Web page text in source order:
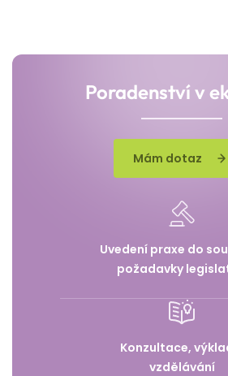
Poradenství v
Mám dotaz
Uvedení praxe do
požadavky
Konzultace,
vzdělávání